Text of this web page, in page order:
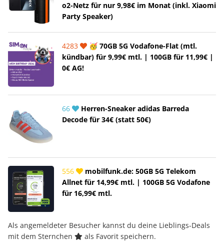
o2-Netz für nur 9,98€ im Monat (inkl. Xiaomi
Party Speaker)
4283
🥳 70GB 5G Vodafone-Flat (mtl.
kündbar) für 9,99€ mtl. | 100GB für 11,99€ |
0€ AG!
66
Herren-Sneaker adidas Barreda
Decode für 34€ (statt 50€)
556
mobilfunk.de: 50GB 5G Telekom
Allnet für 14,99€ mtl. | 100GB 5G Vodafone
für 16,99€ mtl.
Als angemeldeter Besucher kannst du deine Lieblings-Deals
mit dem Sternchen
als Favorit speichern.